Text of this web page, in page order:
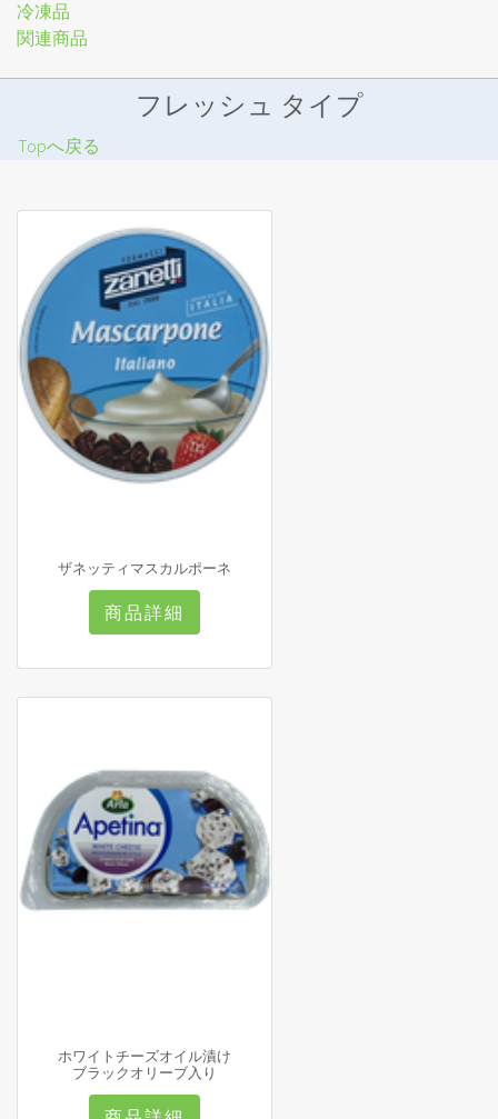
冷凍品
関連商品
フレッシュ タイプ
Topへ戻る
ザネッティマスカルポーネ
商品詳細
ホワイトチーズオイル漬け
ブラックオリーブ入り